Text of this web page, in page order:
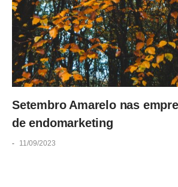
Setembro Amarelo nas
de endomarketing
- 11/09/2023